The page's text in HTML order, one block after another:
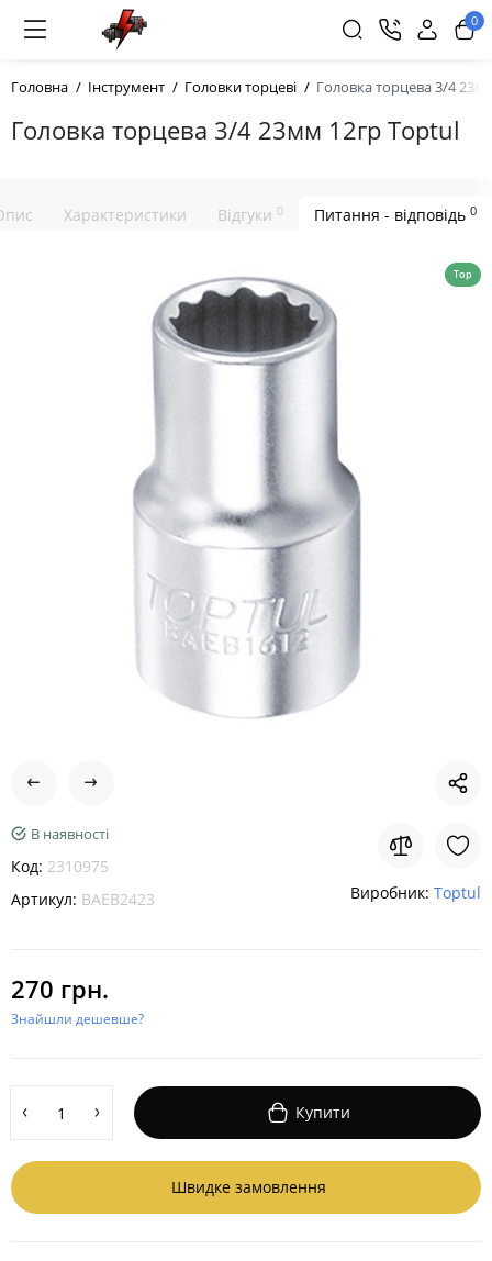
0
Головна Інструмент Головки торцеві Головка торцева 3/4
Головка торцева 3/4 23мм 12гр Toptul
Характеристики Відгуки 0 Питання - відповідь 0
Top
В наявності
Код: 2310975
Артикул: BAEB2423 Виробник: Toptul
270 грн.
Знайшли дешевше?
Купити
Швидке замовлення